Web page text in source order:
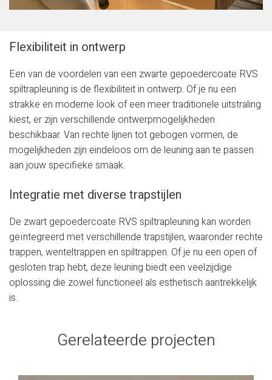
Flexibiliteit in ontwerp
Een van de voordelen van een zwarte gepoedercoate RVS
spiltrapleuning is de flexibiliteit in ontwerp. Of je nu een
strakke en moderne look of een meer traditionele uitstraling
kiest, er zijn verschillende ontwerpmogelijkheden
beschikbaar. Van rechte lijnen tot gebogen vormen, de
mogelijkheden zijn eindeloos om de leuning aan te passen
aan jouw specifieke smaak.
Integratie met diverse trapstijlen
De zwart gepoedercoate RVS spiltrapleuning kan worden
geïntegreerd met verschillende trapstijlen, waaronder rechte
trappen, wenteltrappen en spiltrappen. Of je nu een open of
gesloten trap hebt, deze leuning biedt een veelzijdige
oplossing die zowel functioneel als esthetisch aantrekkelijk
is.
Gerelateerde projecten